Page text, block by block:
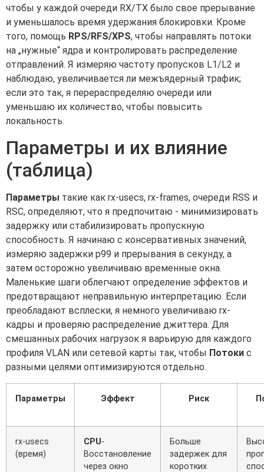
чтобы у каждой очереди RX/TX было свое прерывание
и уменьшалось время удержания блокировки. Кроме
того, помощь RPS/RFS/XPS, чтобы направлять потоки
на „нужные“ ядра и контролировать распределение
отправлений. Я измеряю частоту пропусков L1/L2 и
наблюдаю, увеличивается ли межъядерный трафик;
если это так, я перераспределяю очереди или
уменьшаю их количество, чтобы повысить
локальность.
Параметры и их влияние
(таблица)
Параметры такие как rx-usecs, rx-frames, очереди RSS и
RSC, определяют, что я предпочитаю - минимизировать
задержку или стабилизировать пропускную
способность. Я начинаю с консервативных значений,
измеряю задержки p99 и прерывания в секунду, а
затем осторожно увеличиваю временные окна.
Маленькие шаги облегчают определение эффектов и
предотвращают неправильную интерпретацию. Если
преобладают всплески, я немного увеличиваю rx-
кадры и проверяю распределение джиттера. Для
смешанных рабочих нагрузок я варьирую для каждого
профиля VLAN или сетевой карты так, чтобы Потоки с
разными целями оптимизируются отдельно.
Параметры Эффект Риск
rx-usecs
(время)
CPU-
Восстановление
через окно
Больше
задержек для
коротких